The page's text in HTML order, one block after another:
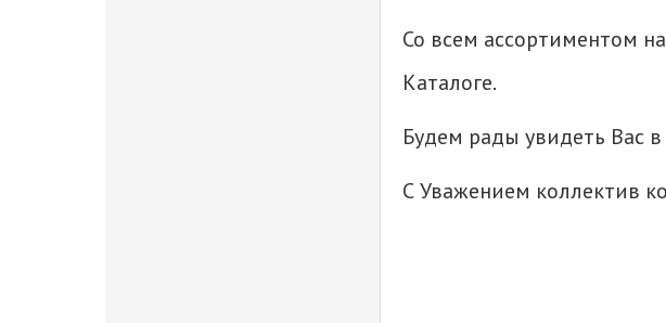
Со всем ассортиментом
Каталоге.
Будем рады увидеть Вас
С Уважением коллектив